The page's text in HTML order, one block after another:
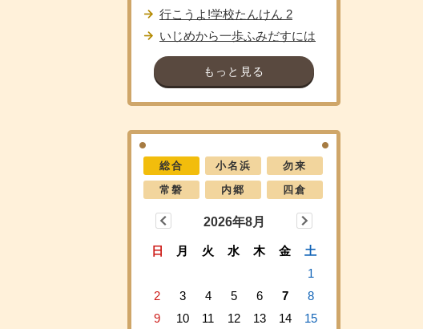
行こうよ!学校たんけん 2
いじめから一歩ふみだすには
もっと見る
総合 小名浜 勿来
常磐 内郷 四倉
2026年8月
日 月 火 水 木 金
土
1
2
3 4 5 6 7
8
9
10 11 12 13 14 15